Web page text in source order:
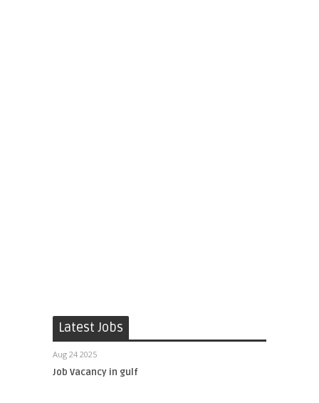
Latest Jobs
Aug 24 2025
Job Vacancy in gulf